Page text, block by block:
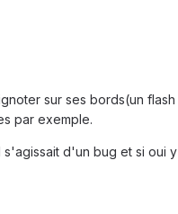
sur ses bords(un
par exemple.
d'un bug et si oui